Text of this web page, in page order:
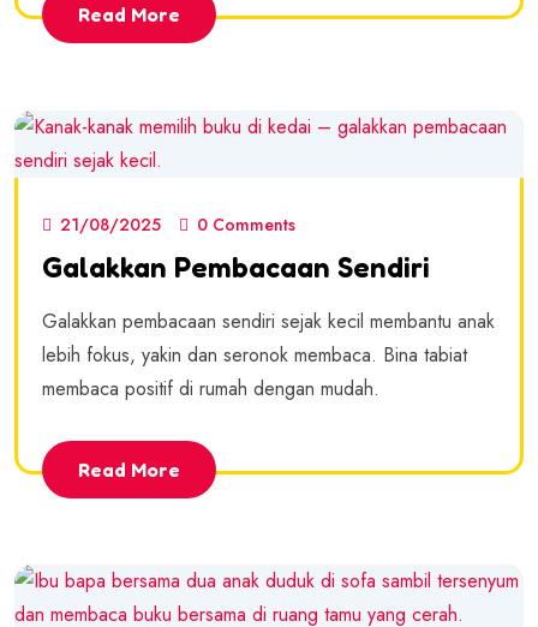
Read More
21/08/2025 0 Comments
Galakkan Pembacaan Sendiri
Galakkan pembacaan sendiri sejak kecil membantu anak
lebih fokus, yakin dan seronok membaca. Bina tabiat
membaca positif di rumah dengan mudah.
Read More